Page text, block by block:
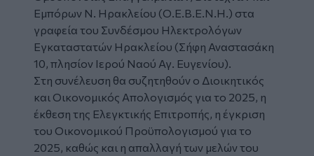
Εμπόρων Ν. Ηρακλείου (Ο.Ε.Β.Ε.Ν.Η.) στα
γραφεία του Συνδέσμου Ηλεκτρολόγων
Εγκαταστατών Ηρακλείου (Σήφη Αναστασάκη
10, πλησίον Ιερού Ναού Αγ. Ευγενίου).
Στη συνέλευση θα συζητηθούν ο Διοικητικός
και Οικονομικός Απολογισμός για το 2025, η
έκθεση της Ελεγκτικής Επιτροπής, η έγκριση
του Οικονομικού Προϋπολογισμού για το
2025, καθώς και η απαλλαγή των μελών του